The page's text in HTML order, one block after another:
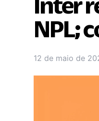
NPL;
12 de maio de